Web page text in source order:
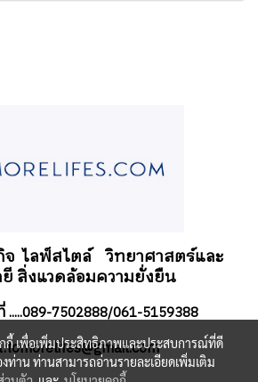
จไลฟ์สไตล์ วิทยาศาสตร์และ
ยี สิ่งแวดล้อมความยั่งยืน
.....089-7502888/061-5159388
กกี้ เพื่อเพิ่มประสิทธิภาพและประสบการณ์ที่ดี
งท่าน ท่านสามารถอ่านรายละเอียดเพิ่มเติม